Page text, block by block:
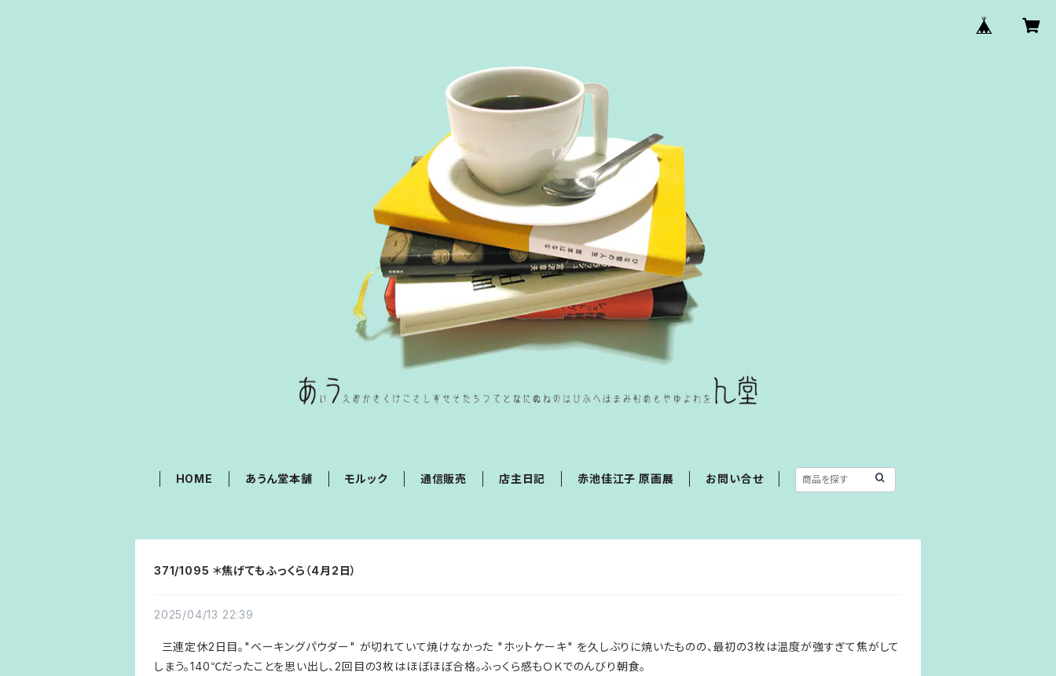
HOME あうん堂本舗 モルック 通信販売 店主日記 赤池佳江子 原画展 お問い合せ
371/1095 ＊焦げてもふっくら（4月2日）
2025/04/13 22:39
三連定休2日目。"ベーキングパウダー" が切れていて焼けなかった "ホットケーキ" を久しぶりに焼いたものの、最初の3枚は温度が強すぎて焦がして
しまう。140℃だったことを思い出し、2回目の3枚はほぼほぼ合格。ふっくら感もＯＫでのんびり朝食。